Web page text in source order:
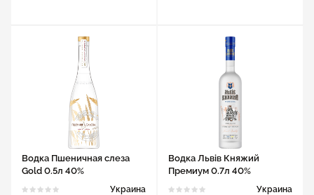
Водка Пшеничная слеза
Gold 0.5л 40%
Украина
Водка Львів Княжий
Премиум 0.7л 40%
Украина